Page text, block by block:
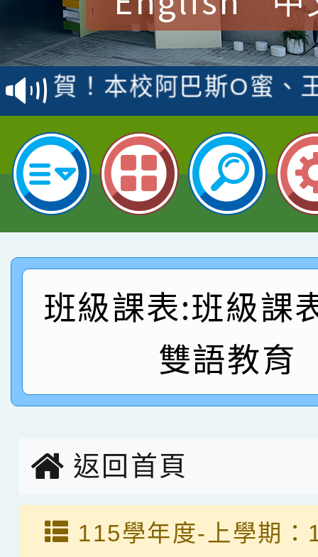
賀！本校參加桃園市中
賽 洪綺君教師榮獲社
名
賀！本校阿巴斯O蜜、
倩參加桃園市科展 國
名 指導老師王老師、
賀！本校四年二班張O
園市英語競賽國小朗讀
指導老師林老師
賀！本校參加桃園市中
賽 劉文瑛教師榮獲教
臺灣台語-第二名
賀！本校參與2026世
市賽榮獲科學小創客佳
賀！本校參加桃園市中
名
倩參加桃園市科展 國
名 指導老師王老師、
賀！本校四年二班張O
園市英語競賽國小朗
指導老師林老師
賀！本校參加桃園市中
賽 劉文瑛教師榮獲教
賀！本校參與2026世
市賽榮獲科學小創客佳
創客第三名。
班級課表:班級課
雙語教育
返回首頁
115學年度-上學期：